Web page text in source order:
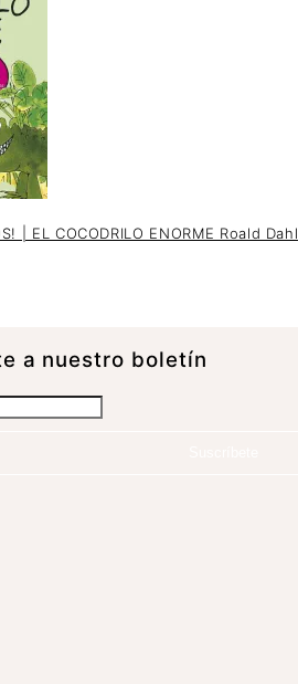
| EL COCODRILO ENORME Roald Dahl
a nuestro boletín